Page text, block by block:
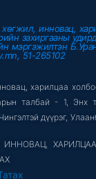
инновац,
захиргааны
мэргэжилтэн
51-265102
харилцаа
талбай - 1, Энх
дүүрэг,